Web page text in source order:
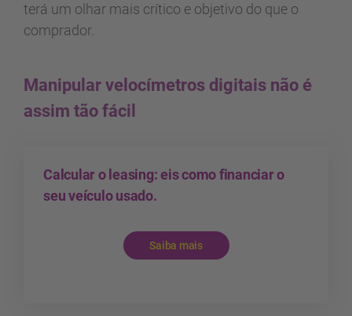
terá um olhar mais crítico e objetivo do que o
comprador.
Manipular velocímetros digitais não é
assim tão fácil
Calcular o leasing: eis como financiar o
seu veículo usado.
Saiba mais